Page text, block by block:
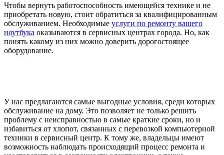
Чтобы вернуть работоспособность имеющейся технике и не
приобретать новую, стоит обратиться за квалифицированным
обслуживанием. Необходимые услуги по ремонту вашего
ноутбука оказываются в сервисных центрах города. Но, как
понять какому из них можно доверить дорогостоящее
оборудование.
У нас предлагаются самые выгодные условия, среди которых
обслуживание на дому. Это позволяет не только решить
проблему с неисправностью в самые краткие сроки, но и
избавиться от хлопот, связанных с перевозкой компьютерной
техники в сервисный центр. К тому же, владельцы имеют
возможность наблюдать происходящий процесс ремонта и